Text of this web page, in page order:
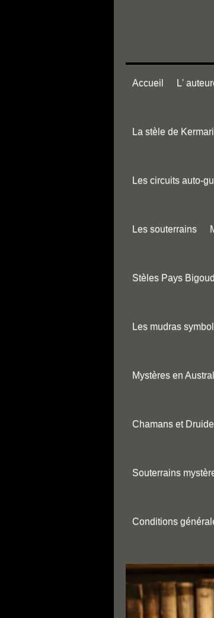
Accueil L'
La stèle de
Les circuits auto-
Les souterrains
Stèles Pays
Les mudras
Mystères en
Chamans et
Souterrains
Conditions